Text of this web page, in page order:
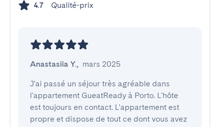
4.7 Qualité-prix
Anastasiia Y., mars 2025
J'ai passé un séjour très agréable dans
l'appartement GueatReady à Porto. L'hôte
est toujours en contact. L'appartement est
propre et dispose de tout ce dont vous avez